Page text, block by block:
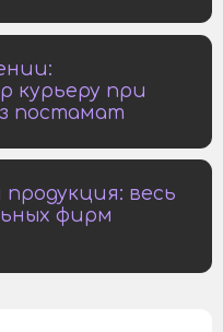
курьеру при
постамат
продукция: весь
фирм